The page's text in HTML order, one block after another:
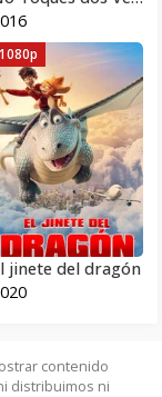
jinete del dragón
1080p
contenido
distribuimos ni